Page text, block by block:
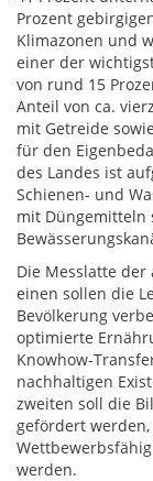
Prozent
Klimazonen und
einer der
von rund 15
Anteil von ca.
mit Getreide
für den
des Landes ist
Schienen- und
mit Düngemitteln
Die Messlatte
einen sollen die
Bevölkerung
optimierte
Knowhow-
nachhaltigen
zweiten soll die
gefördert
werden.